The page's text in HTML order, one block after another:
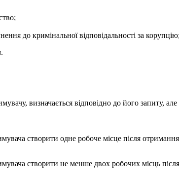
до кримінальної відповідальності за корупцію;
визначається відповідно до його запиту, але
створити одне робоче місце після
створити не менше двох робочих місць